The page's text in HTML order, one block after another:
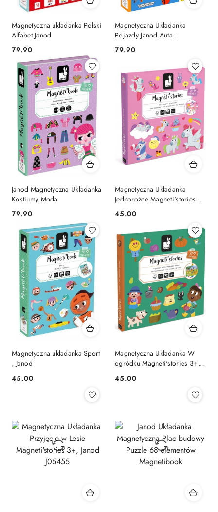
Magnetyczna układanka Polski
Alfabet Janod
Cena:
79.90
Magnetyczna Układanka
Pojazdy Janod Auta
Cena:
79.90
Janod Magnetyczna Układanka
Kostiumy Moda
Cena:
79.90
Magnetyczna Układanka
Jednorożce Magneti'stories
3+ Janod Magnesy
Cena:
45.00
Magnetyczna układanka Sport
, Janod
Cena:
45.00
Magnetyczna Układanka W
ogródku Magneti'stories 3+
Cena:
45.00